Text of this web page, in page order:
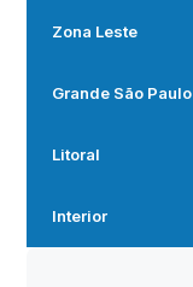
Zona Leste
Grande São Paulo
Litoral
Interior